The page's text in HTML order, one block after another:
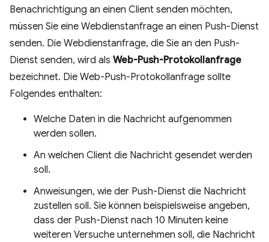
Benachrichtigung an einen Client senden möchten,
müssen Sie eine Webdienstanfrage an einen Push-Dienst
senden. Die Webdienstanfrage, die Sie an den Push-
Dienst senden, wird als Web-Push-Protokollanfrage
bezeichnet. Die Web-Push-Protokollanfrage sollte
Folgendes enthalten:
Welche Daten in die Nachricht aufgenommen
werden sollen.
An welchen Client die Nachricht gesendet werden
soll.
Anweisungen, wie der Push-Dienst die Nachricht
zustellen soll. Sie können beispielsweise angeben,
dass der Push-Dienst nach 10 Minuten keine
weiteren Versuche unternehmen soll, die Nachricht